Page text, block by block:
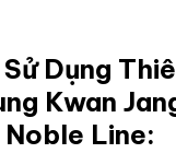
Dụng
Kwan
Line: